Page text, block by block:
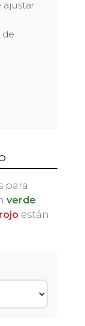
ajustar
de
para
verde
rojo están